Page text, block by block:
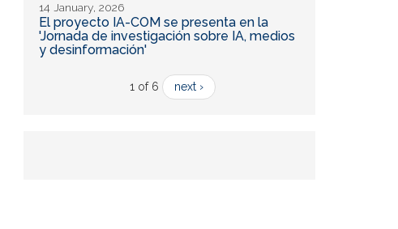
14 January, 2026
El proyecto IA-COM se presenta en la
'Jornada de investigación sobre IA, medios
y desinformación'
1 of 6 next ›